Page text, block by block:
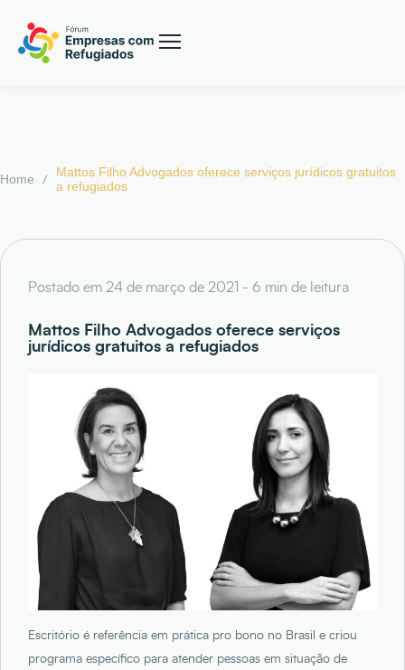
Home /
Mattos Filho Advogados oferece serviços jurídicos gratuitos
a refugiados
Postado em 24 de março de 2021 - 6 min de leitura
Mattos Filho Advogados oferece serviços
jurídicos gratuitos a refugiados
Escritório é referência em prática pro bono no Brasil e criou
programa específico para atender pessoas em situação de